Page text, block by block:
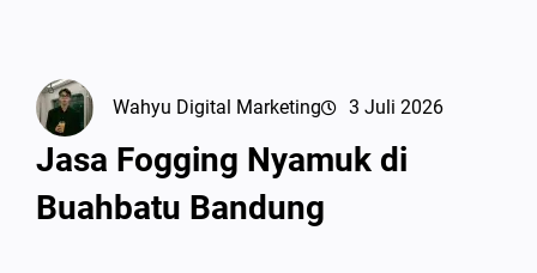
Wahyu Digital Marketing 3 Juli 2026
Jasa Fogging Nyamuk di
Buahbatu Bandung